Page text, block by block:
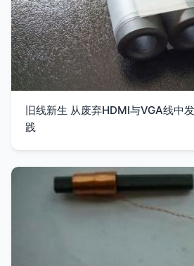
旧线新生 从废弃HDMI与VGA线中
践